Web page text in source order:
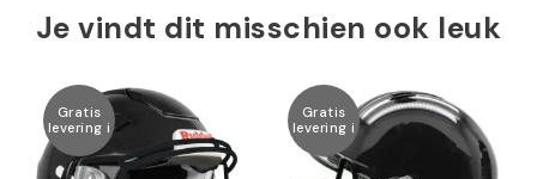
Je vindt dit misschien ook leuk
Gratis
levering i
Gratis
levering i